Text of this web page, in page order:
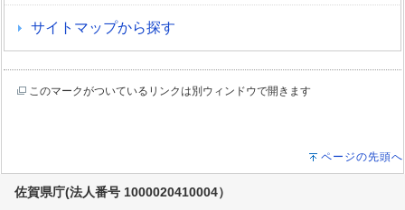
サイトマップから探す
このマークがついているリンクは別ウィンドウで開きます
ページの先頭へ
佐賀県庁(法人番号 1000020410004）